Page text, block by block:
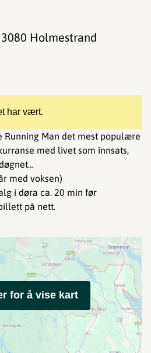
har vært.
Running Man det mest populære
med livet som innsats,
med voksen)
i døra ca. 20 min før
på nett.
3080 Holmestrand
for å vise kart